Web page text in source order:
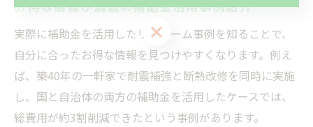
お得な情報が満載の補助金活用事例紹介
実際に補助金を活用したリフォーム事例を知ることで、
自分に合ったお得な情報を見つけやすくなります。例え
ば、築40年の一軒家で耐震補強と断熱改修を同時に実施
し、国と自治体の両方の補助金を活用したケースでは、
総費用が約3割削減できたという事例があります。
無料お見積りはこちら